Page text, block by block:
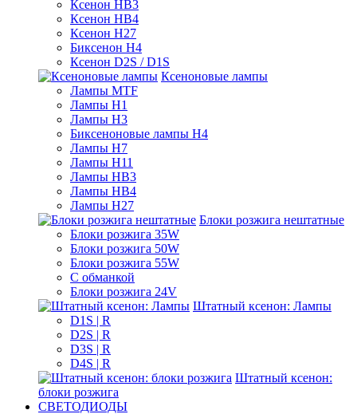
Ксенон HB3
Ксенон HB4
Ксенон H27
Биксенон H4
Ксенон D2S / D1S
Ксеноновые лампы
Лампы MTF
Лампы H1
Лампы H3
Биксеноновые лампы H4
Лампы H7
Лампы H11
Лампы HB3
Лампы HB4
Лампы H27
Блоки розжига нештатные
Блоки розжига 35W
Блоки розжига 50W
Блоки розжига 55W
С обманкой
Блоки розжига 24V
Штатный ксенон: Лампы
D1S | R
D2S | R
D3S | R
D4S | R
Штатный ксенон:
блоки розжига
СВЕТОДИОДЫ